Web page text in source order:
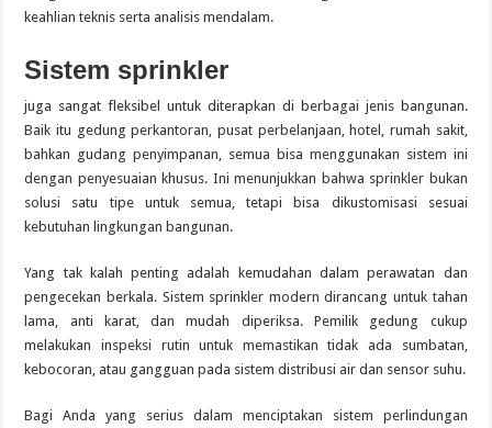
keahlian teknis serta analisis mendalam.
Sistem sprinkler
juga sangat fleksibel untuk diterapkan di berbagai jenis bangunan.
Baik itu gedung perkantoran, pusat perbelanjaan, hotel, rumah sakit,
bahkan gudang penyimpanan, semua bisa menggunakan sistem ini
dengan penyesuaian khusus. Ini menunjukkan bahwa sprinkler bukan
solusi satu tipe untuk semua, tetapi bisa dikustomisasi sesuai
kebutuhan lingkungan bangunan.
Yang tak kalah penting adalah kemudahan dalam perawatan dan
pengecekan berkala. Sistem sprinkler modern dirancang untuk tahan
lama, anti karat, dan mudah diperiksa. Pemilik gedung cukup
melakukan inspeksi rutin untuk memastikan tidak ada sumbatan,
kebocoran, atau gangguan pada sistem distribusi air dan sensor suhu.
Bagi Anda yang serius dalam menciptakan sistem perlindungan